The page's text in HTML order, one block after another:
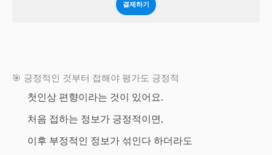
결제하기
🎯 긍정적인 것부터 접해야 평가도 긍정적
첫인상 편향이라는 것이 있어요.
처음 접하는 정보가 긍정적이면,
이후 부정적인 정보가 섞인다 하더라도